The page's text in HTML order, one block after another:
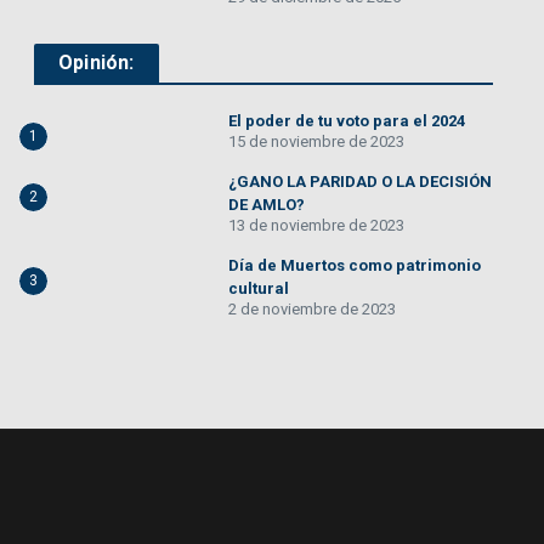
Opinión:
1
El poder de tu voto para el 2024
15 de noviembre de 2023
2
¿GANO LA PARIDAD O LA DECISIÓN
DE AMLO?
13 de noviembre de 2023
3
Día de Muertos como patrimonio
cultural
2 de noviembre de 2023